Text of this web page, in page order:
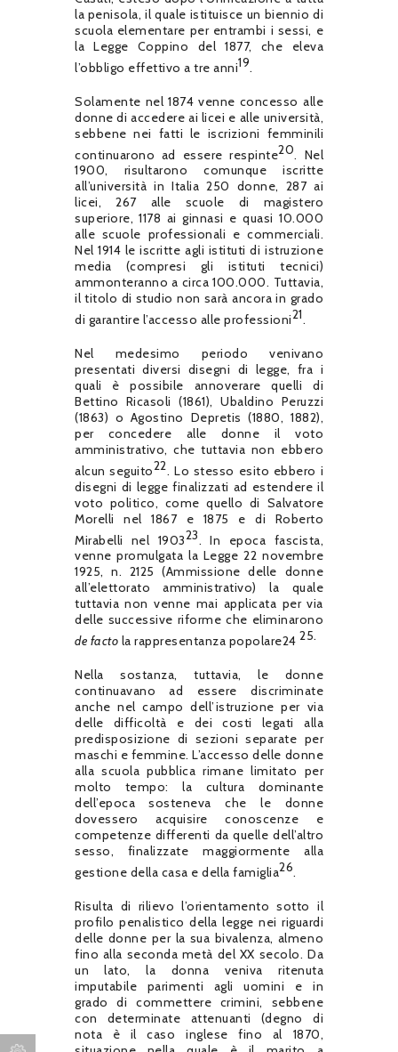
la penisola, il quale istituisce un biennio di
scuola elementare per entrambi i sessi, e
la Legge Coppino del 1877, che eleva
l’obbligo effettivo a tre anni19.
Solamente nel 1874 venne concesso alle
donne di accedere ai licei e alle università,
sebbene nei fatti le iscrizioni femminili
continuarono ad essere respinte20. Nel
1900, risultarono comunque iscritte
all’università in Italia 250 donne, 287 ai
licei, 267 alle scuole di magistero
superiore, 1178 ai ginnasi e quasi 10.000
alle scuole professionali e commerciali.
Nel 1914 le iscritte agli istituti di istruzione
media (compresi gli istituti tecnici)
ammonteranno a circa 100.000. Tuttavia,
il titolo di studio non sarà ancora in grado
di garantire l’accesso alle professioni21.
Nel medesimo periodo venivano
presentati diversi disegni di legge, fra i
quali è possibile annoverare quelli di
Bettino Ricasoli (1861), Ubaldino Peruzzi
(1863) o Agostino Depretis (1880, 1882),
per concedere alle donne il voto
amministrativo, che tuttavia non ebbero
alcun seguito22. Lo stesso esito ebbero i
disegni di legge finalizzati ad estendere il
voto politico, come quello di Salvatore
Morelli nel 1867 e 1875 e di Roberto
Mirabelli nel 190323. In epoca fascista,
venne promulgata la Legge 22 novembre
1925, n. 2125 (Ammissione delle donne
all’elettorato amministrativo) la quale
tuttavia non venne mai applicata per via
delle successive riforme che eliminarono
de facto la rappresentanza popolare24 25.
Nella sostanza, tuttavia, le donne
continuavano ad essere discriminate
anche nel campo dell’istruzione per via
delle difficoltà e dei costi legati alla
predisposizione di sezioni separate per
maschi e femmine. L’accesso delle donne
alla scuola pubblica rimane limitato per
molto tempo: la cultura dominante
dell’epoca sosteneva che le donne
dovessero acquisire conoscenze e
competenze differenti da quelle dell’altro
sesso, finalizzate maggiormente alla
gestione della casa e della famiglia26.
Risulta di rilievo l’orientamento sotto il
profilo penalistico della legge nei riguardi
delle donne per la sua bivalenza, almeno
fino alla seconda metà del XX secolo. Da
un lato, la donna veniva ritenuta
imputabile parimenti agli uomini e in
grado di commettere crimini, sebbene
con determinate attenuanti (degno di
nota è il caso inglese fino al 1870,